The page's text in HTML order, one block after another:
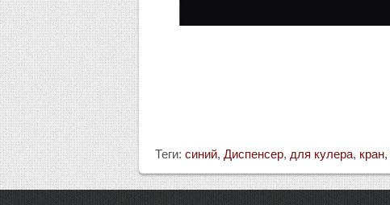
Теги: синий, Диспенсер, для кулера, кран,